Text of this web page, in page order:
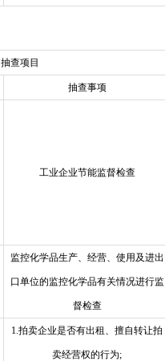
抽查项目
抽查事项
工业企业节能监督检查
监控化学品生产、经营、使用及进出
口单位的监控化学品有关情况进行监
督检查
1.拍卖企业是否有出租、擅自转让拍
卖经营权的行为;